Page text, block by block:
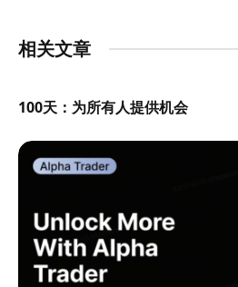
相关文章
100天：为所有人提供机会